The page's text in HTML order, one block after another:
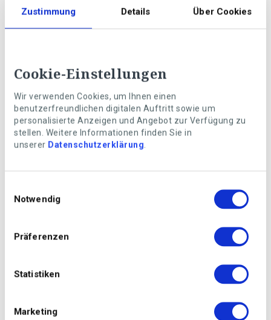
Zustimmung Details Über Cookies
Cookie-Einstellungen
Wir verwenden Cookies, um Ihnen einen
benutzerfreundlichen digitalen Auftritt sowie um
personalisierte Anzeigen und Angebot zur Verfügung zu
stellen. Weitere Informationen finden Sie in
unserer Datenschutzerklärung
Notwendig
Präferenzen
Statistiken
Marketing
Vorsicht giftig
Tulpen gehören zu den beliebtesten Frühlingspflanzen.
Dennoch reagieren manche Menschen auf den
Juckreiz.
achten, dass weder Kinder noch Tiere (Hunde, Katzen,
Pferde) Tulpen in den Mund nehmen oder gar essen.
enthalten den Giftstoff. Der Verzehr aller Teile der
Pflanze, besonders aber der Zwiebel, kann Übelkeit oder
von Ihrem Haus- oder Tierarzt beraten.